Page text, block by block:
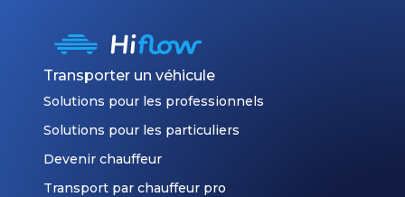
Transporter un véhicule
Solutions pour les professionnels
Solutions pour les particuliers
Devenir chauffeur
Transport par chauffeur pro